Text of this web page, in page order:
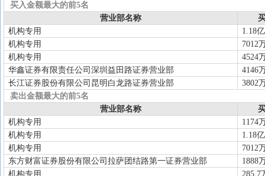
买入金额最大的前5名
营业部名称
机构专用
1.18亿
机构专用
7012
机构专用
4524
华鑫证券有限责任公司深圳益田路证券营业部
4146
长江证券股份有限公司昆明白龙路证券营业部
3802
卖出金额最大的前5名
营业部名称
机构专用
1174
机构专用
1.18亿
机构专用
7012
东方财富证券股份有限公司拉萨团结路第一证券营业部
1888
机构专用
285.7